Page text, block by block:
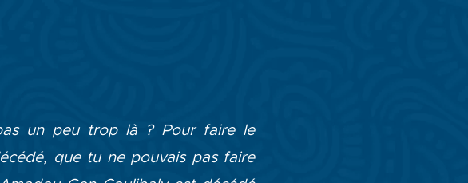
un peu trop là ? Pour faire le
que tu ne pouvais pas faire